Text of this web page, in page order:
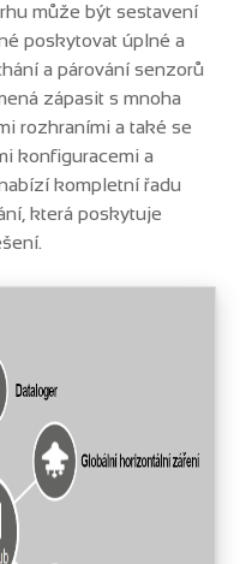
může být sestavení
poskytovat úplné a
a párování senzorů
zápasit s mnoha
rozhraními a také se
konfiguracemi a
kompletní řadu
která poskytuje